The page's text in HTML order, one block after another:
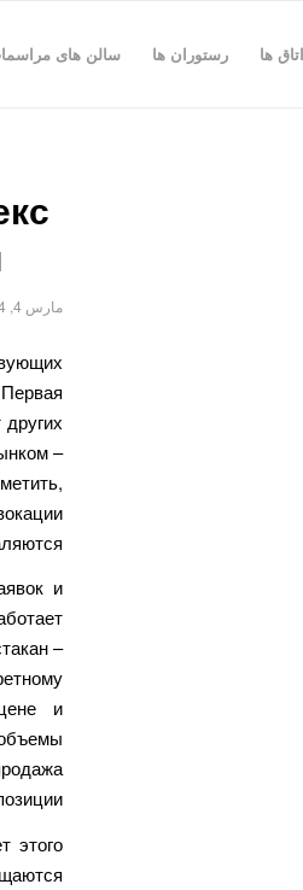
اتاق ها رستوران ها سالن های
مارس 4, 2024
–
и
–
и
этого